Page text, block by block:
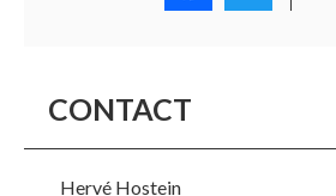
CONTACT
Hervé Hostein